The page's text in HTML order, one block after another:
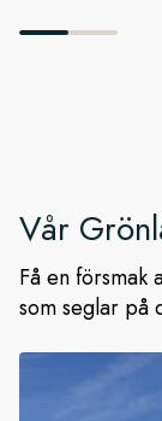
Vår
Få en
som seglar på